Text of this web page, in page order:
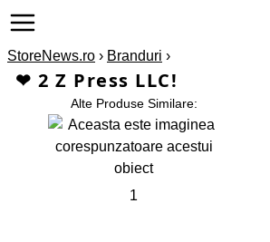
StoreNews.ro › Branduri ›
❤ 2 Z Press LLC!
Alte Produse Similare:
1